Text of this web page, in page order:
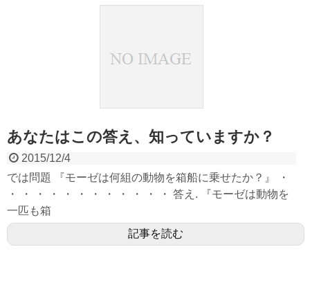
あなたはこの答え、知っていますか？
2015/12/4
では問題 『モーゼは何組の動物を箱船に乗せたか？』 ・
・ ・ ・ ・ ・ ・ ・ ・ ・ ・ ・ ・ 答え. 『モーゼは動物を
一匹も箱
記事を読む